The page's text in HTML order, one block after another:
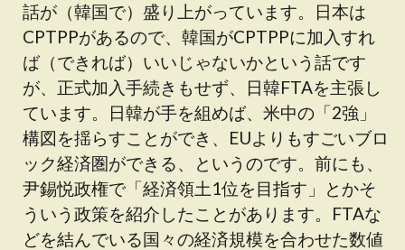
話が（韓国で）盛り上がっています。日本は
CPTPPがあるので、韓国がCPTPPに加入すれ
ば（できれば）いいじゃないかという話です
が、正式加入手続きもせず、日韓FTAを主張し
ています。日韓が手を組めば、米中の「2強」
構図を揺らすことができ、EUよりもすごいブロ
ック経済圏ができる、というのです。前にも、
尹錫悦政権で「経済領土1位を目指す」とかそ
ういう政策を紹介したことがあります。FTAな
どを結んでいる国々の経済規模を合わせた数値